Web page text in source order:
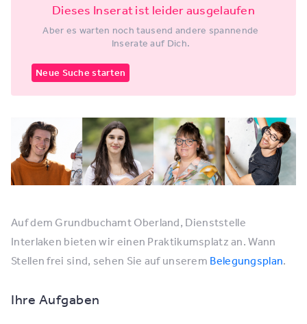
Dieses Inserat ist leider ausgelaufen
Aber es warten noch tausend andere spannende
Inserate auf Dich.
Neue Suche starten
Auf dem Grundbuchamt Oberland, Dienststelle
Interlaken bieten wir einen Praktikumsplatz an. Wann
Stellen frei sind, sehen Sie auf unserem Belegungsplan.
Ihre Aufgaben